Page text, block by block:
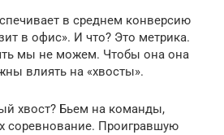
в среднем конверсию
в офис». И что? Это метрика.
мы не можем. Чтобы она она
влиять на «хвосты».
хвост? Бьем на команды,
соревнование. Проигравшую